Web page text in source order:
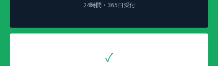
24時間・365日受付
✓